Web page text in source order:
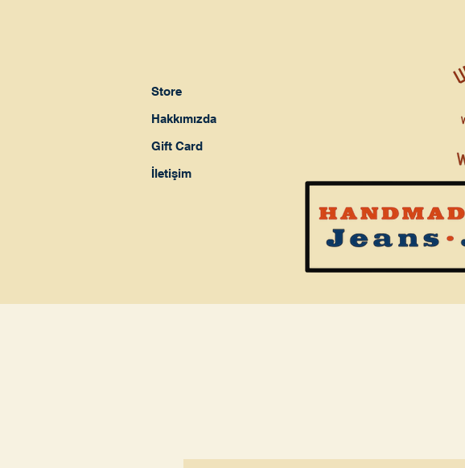
Store
Hakkımızda
Gift Card
İletişim